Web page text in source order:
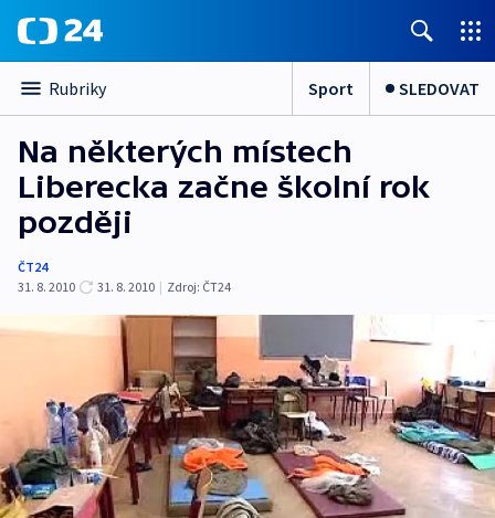
Rubriky Sport SLEDOVAT
Na některých místech
Liberecka začne školní rok
později
ČT24
31. 8. 2010
31. 8. 2010 | Zdroj: ČT24